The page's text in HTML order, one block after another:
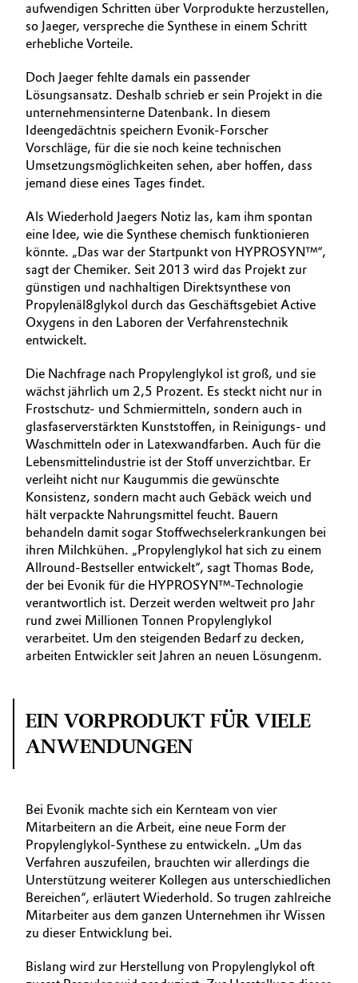
aufwendigen Schritten über Vorprodukte herzustellen,
so Jaeger, verspreche die Synthese in einem Schritt
erhebliche Vorteile.
Doch Jaeger fehlte damals ein passender
Lösungsansatz. Deshalb schrieb er sein Projekt in die
unternehmensinterne Datenbank. In diesem
Ideengedächtnis speichern Evonik-Forscher
Vorschläge, für die sie noch keine technischen
Umsetzungsmöglichkeiten sehen, aber hoffen, dass
jemand diese eines Tages findet.
Als Wiederhold Jaegers Notiz las, kam ihm spontan
eine Idee, wie die Synthese chemisch funktionieren
könnte. „Das war der Startpunkt von HYPROSYN™“,
sagt der Chemiker. Seit 2013 wird das Projekt zur
günstigen und nachhaltigen Direktsynthese von
Propylenäl8glykol durch das Geschäftsgebiet Active
Oxygens in den Laboren der Verfahrenstechnik
entwickelt.
Die Nachfrage nach Propylenglykol ist groß, und sie
wächst jährlich um 2,5 Prozent. Es steckt nicht nur in
Frostschutz- und Schmiermitteln, sondern auch in
glasfaserverstärkten Kunststoffen, in Reinigungs- und
Waschmitteln oder in Latexwandfarben. Auch für die
Lebensmittelindustrie ist der Stoff unverzichtbar. Er
verleiht nicht nur Kaugummis die gewünschte
Konsistenz, sondern macht auch Gebäck weich und
hält verpackte Nahrungsmittel feucht. Bauern
behandeln damit sogar Stoffwechselerkrankungen bei
ihren Milchkühen. „Propylenglykol hat sich zu einem
Allround-Bestseller entwickelt“, sagt Thomas Bode,
der bei Evonik für die HYPROSYN™-Technologie
verantwortlich ist. Derzeit werden weltweit pro Jahr
rund zwei Millionen Tonnen Propylenglykol
verarbeitet. Um den steigenden Bedarf zu decken,
arbeiten Entwickler seit Jahren an neuen Lösungenm.
EIN VORPRODUKT FÜR VIELE
ANWENDUNGEN
Bei Evonik machte sich ein Kernteam von vier
Mitarbeitern an die Arbeit, eine neue Form der
Propylenglykol-Synthese zu entwickeln. „Um das
Verfahren auszufeilen, brauchten wir allerdings die
Unterstützung weiterer Kollegen aus unterschiedlichen
Bereichen“, erläutert Wiederhold. So trugen zahlreiche
Mitarbeiter aus dem ganzen Unternehmen ihr Wissen
zu dieser Entwicklung bei.
Bislang wird zur Herstellung von Propylenglykol oft